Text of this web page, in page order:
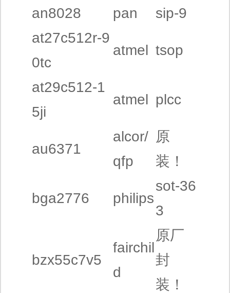
an8028 pan
sip-9
at27c512r-9
0tc
atmel tsop
at29c512-1
5ji
atmel plcc
au6371
alcor/
qfp
原
装！
bga2776 philips
sot-36
3
bzx55c7v5
fairchil
d
原厂
封
装！